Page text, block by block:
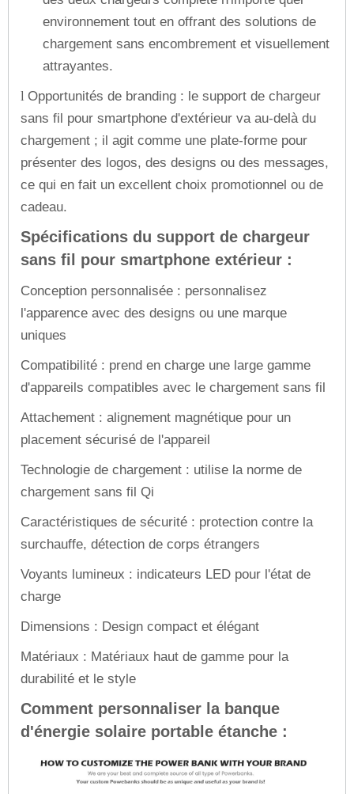
environnement tout en offrant des solutions de
chargement sans encombrement et visuellement
attrayantes.
l Opportunités de branding : le support de chargeur
sans fil pour smartphone d'extérieur va au-delà du
chargement ; il agit comme une plate-forme pour
présenter des logos, des designs ou des messages,
ce qui en fait un excellent choix promotionnel ou de
cadeau.
Spécifications du support de chargeur
sans fil pour smartphone extérieur :
Conception personnalisée : personnalisez
l'apparence avec des designs ou une marque
uniques
Compatibilité : prend en charge une large gamme
d'appareils compatibles avec le chargement sans fil
Attachement : alignement magnétique pour un
placement sécurisé de l'appareil
Technologie de chargement : utilise la norme de
chargement sans fil Qi
Caractéristiques de sécurité : protection contre la
surchauffe, détection de corps étrangers
Voyants lumineux : indicateurs LED pour l'état de
charge
Dimensions : Design compact et élégant
Matériaux : Matériaux haut de gamme pour la
durabilité et le style
Comment personnaliser la banque
d'énergie solaire portable étanche :